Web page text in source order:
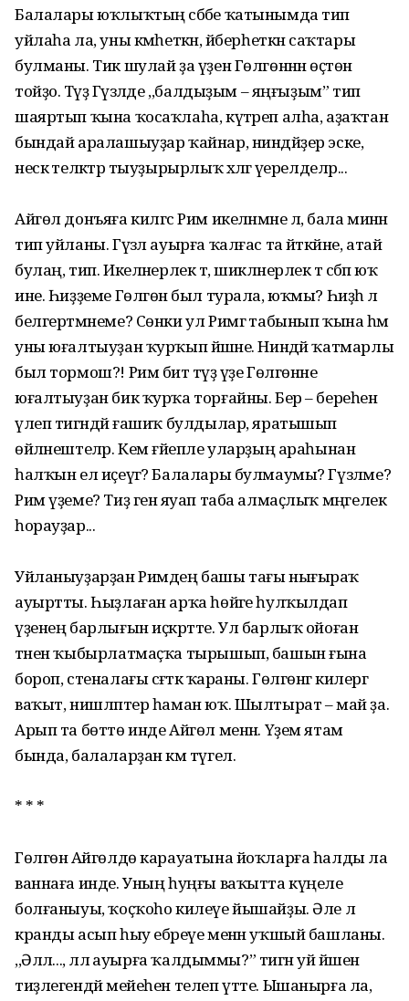
Балалары юҡлыҡтың сәбәбе ҡатынымда тип
уйлаһа ла, уны кәмһеткән, йәберһеткән саҡтары
булманы. Тик шулай ҙа үҙен Гөлгөнәнән өҫтөн
тойҙо. Тәүҙә Гүзәлде ,,балдыҙым – яңғыҙым” тип
шаяртып ҡына ҡосаҡлаһа, күтәреп алһа, аҙаҡтан
бындай аралашыуҙар ҡайнар, ниндәйҙер эске,
нескә теләктәр тыуҙырырлыҡ хәлгә әүерелделәр...
Айгөл донъяға килгәс Рим икеләнмәне лә, бала минән
тип уйланы. Гүзәл ауырға ҡалғас та әйткәйне, атай
булаң, тип. Икеләнерлек тә, шикләнерлек тә сәбәп юҡ
ине. Һиҙҙеме Гөлгөнә был турала, юҡмы? Һиҙһә лә
белгертмәнеме? Сөнки ул Римгә табынып ҡына һәм
уны юғалтыуҙан ҡурҡып йәшәне. Ниндәй ҡатмарлы
был тормош?! Рим бит тәүҙә үҙе Гөлгөнәне
юғалтыуҙан бик ҡурҡа торғайны. Бер – береһенә
үлеп тигәндәй ғашиҡ булдылар, яратышып
өйләнештеләр. Кем ғәйепле уларҙың араһынан
һалҡын ел иҫеүгә? Балалары булмаумы? Гүзәлме?
Рим үҙеме? Тиҙ генә яуап таба алмаҫлыҡ мәңгелек
һорауҙар...
Уйланыуҙарҙан Римдең башы тағы нығыраҡ
ауыртты. Һыҙлаған арҡа һөйәге һулҡылдап
үҙенең барлығын иҫкәртте. Ул барлыҡ ойоған
тәнен ҡыбырлатмаҫҡа тырышып, башын ғына
бороп, стеналағы сәғәткә ҡараны. Гөлгөнәгә килергә
ваҡыт, нишләптер һаман юҡ. Шылтырат – май ҙа.
Арып та бөттө инде Айгөл менән. Үҙем ятам
бында, балаларҙан кәм түгел.
* * *
Гөлгөнә Айгөлдө карауатына йоҡларға һалды ла
ваннаға инде. Уның һуңғы ваҡытта күңеле
болғаныуы, ҡоҫҡоһо килеүе йышайҙы. Әле лә
кранды асып һыу ебәреүе менән уҡшый башланы.
,,Әллә..., әллә ауырға ҡалдыммы?” тигән уй йәшен
тиҙлегендәй мейеһен телеп үтте. Ышанырға ла,